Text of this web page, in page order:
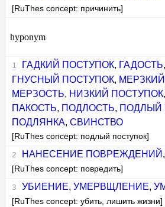
[RuThes concept: причинить]
hyponym
ГАДКИЙ ПОСТУПОК, ГАДОСТЬ,
ГНУСНЫЙ ПОСТУПОК,
МЕРЗОСТЬ, НИЗКИЙ ПОСТУПОК,
ПАКОСТЬ, ПОДЛОСТЬ, ПОДЛЫЙ
ПОДЛЯНКА,СВИНСТВО
[RuThes concept: подлый поступок]
НАНЕСЕНИЕ ПОВРЕЖДЕНИЙ ,
[RuThes concept: повредить]
УБИЕНИЕ, УМЕРВЩЛЕНИЕ,
[RuThes concept: убить, лишить жизни]